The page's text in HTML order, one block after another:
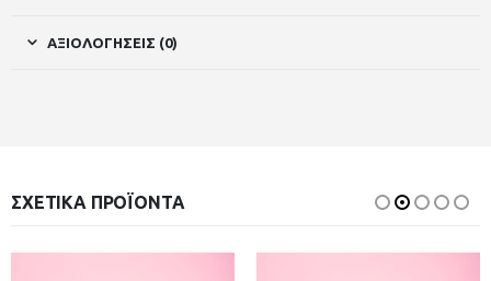
ΑΞΙΟΛΟΓΉΣΕΙΣ (0)
ΣΧΕΤΙΚΆ ΠΡΟΪΌΝΤΑ